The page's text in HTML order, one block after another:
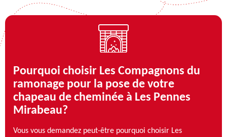
Pourquoi choisir Les Compagnons du
ramonage pour la pose de votre
chapeau de cheminée à Les Pennes
Mirabeau?
Vous vous demandez peut-être pourquoi choisir Les